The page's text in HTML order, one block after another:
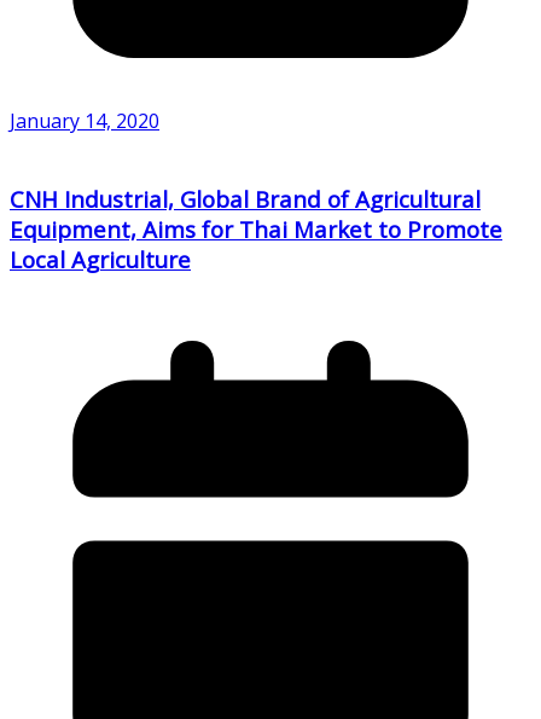
January 14, 2020
CNH Industrial, Global Brand of Agricultural
Equipment, Aims for Thai Market to Promote
Local Agriculture